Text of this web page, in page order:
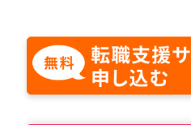
介護・看護のお
利用